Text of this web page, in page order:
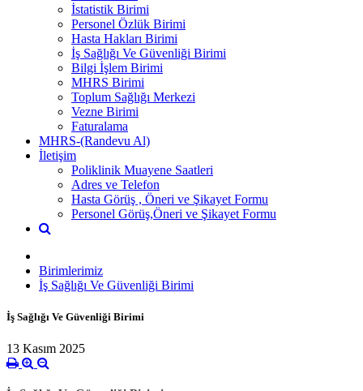
İstatistik Birimi
Personel Özlük Birimi
Hasta Hakları Birimi
İş Sağlığı Ve Güvenliği Birimi
Bilgi İşlem Birimi
MHRS Birimi
Toplum Sağlığı Merkezi
Vezne Birimi
Faturalama
MHRS-(Randevu Al)
İletişim
Poliklinik Muayene Saatleri
Adres ve Telefon
Hasta Görüş , Öneri ve Şikayet Formu
Personel Görüş,Öneri ve Şikayet Formu
Birimlerimiz
İş Sağlığı Ve Güvenliği Birimi
İş Sağlığı Ve Güvenliği Birimi
13 Kasım 2025